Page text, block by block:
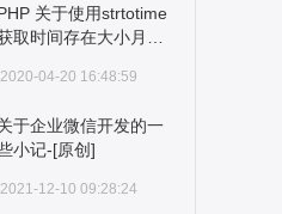
关于使用strtotime
取时间存在大小月问
2020-04-20 16:48:59
于企业微信开发的一
小记-[原创]
2021-12-10 09:28:24